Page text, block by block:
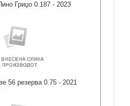
Гриџо 0.187 - 2023
56 резерва 0.75 - 2021